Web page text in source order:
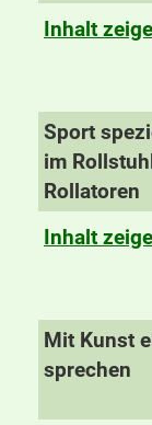
Inhalt
Sport
im
Rollatoren
Inhalt
Mit Kunst
sprechen